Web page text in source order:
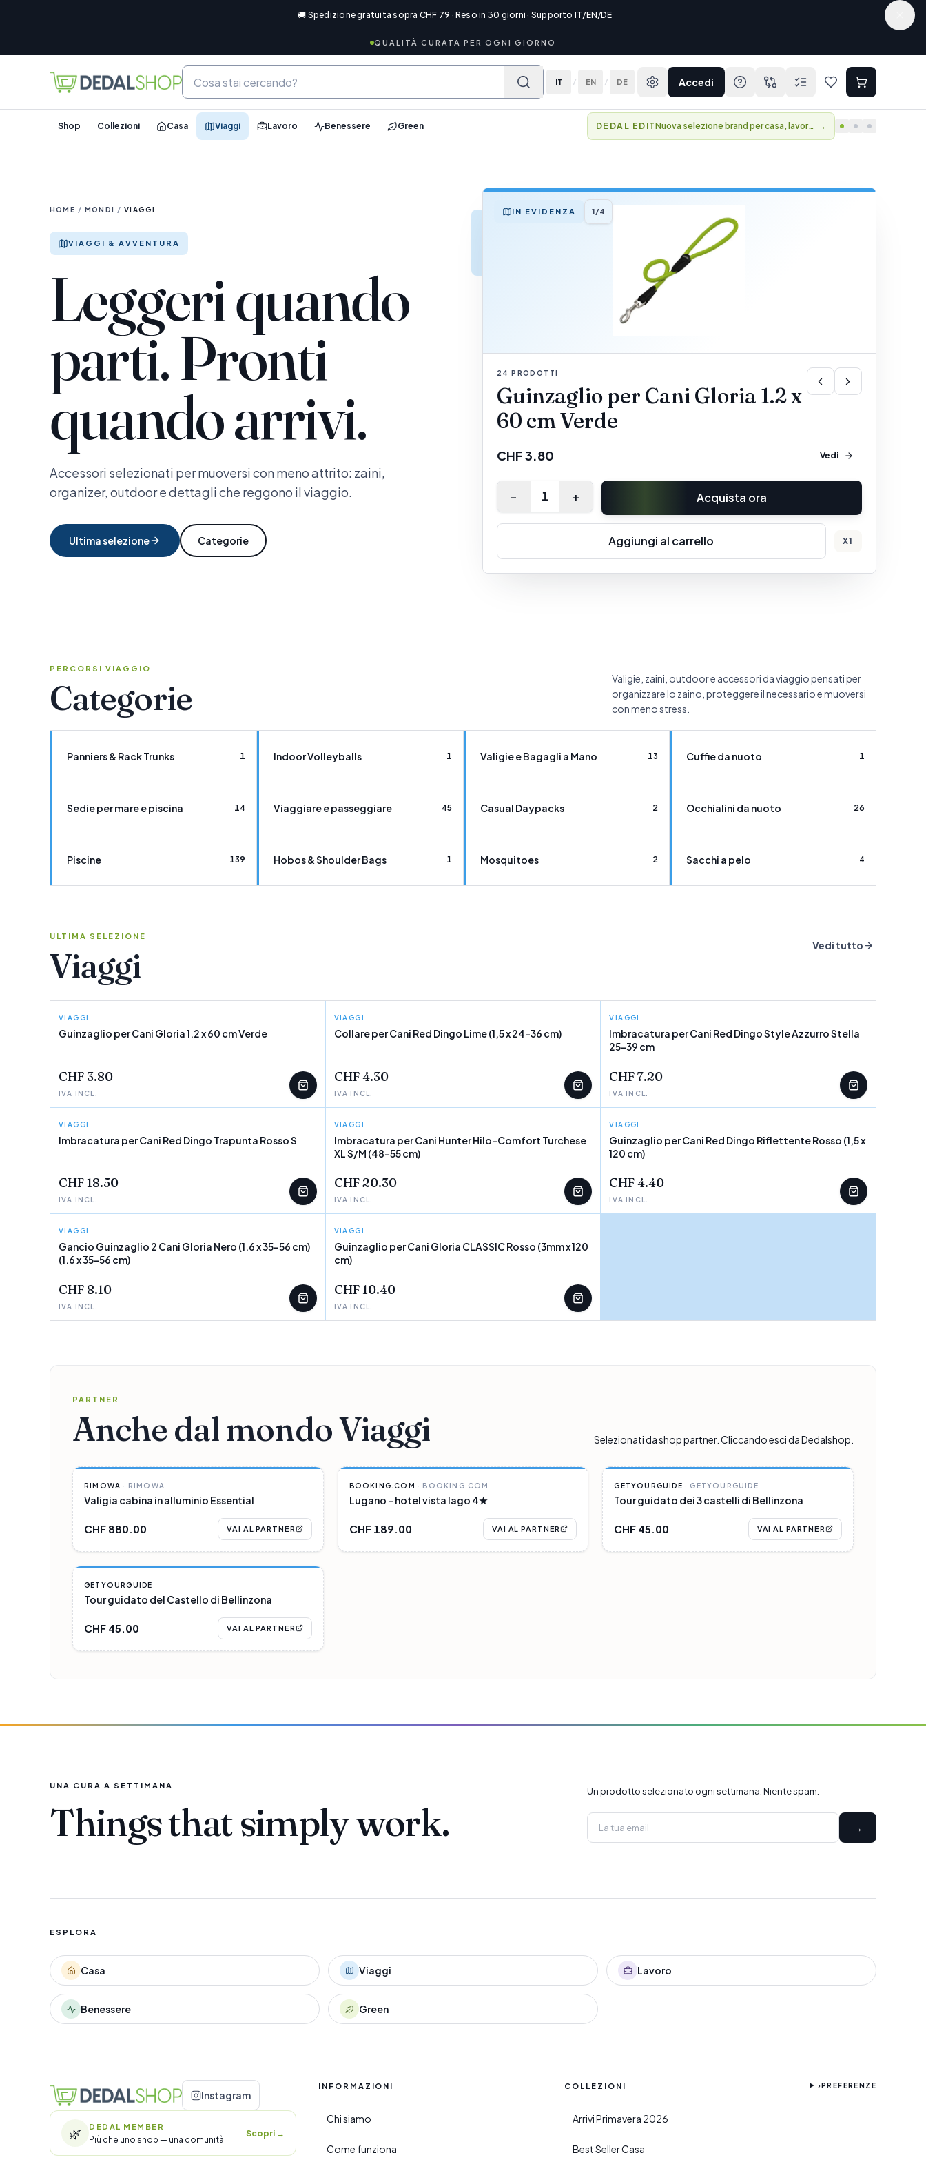
🚚 Spedizione gratuita sopra CHF 79 · Reso in 30 giorni · Supporto IT/EN/DE
QUALITÀ CURATA PER OGNI GIORNO
IT / EN / DE Accedi
Shop Collezioni Casa Viaggi Lavoro Benessere Green DEDAL EDIT Nuova selezione brand per casa, lavoro e viaggio. →
HOME / MONDI / VIAGGI
VIAGGI & AVVENTURA
Leggeri quando
parti. Pronti
quando arrivi.
Accessori selezionati per muoversi con meno attrito: zaini,
organizer, outdoor e dettagli che reggono il viaggio.
Ultima selezione Categorie
IN EVIDENZA 1/4
24 PRODOTTI
Guinzaglio per Cani Gloria 1.2 x
60 cm Verde
CHF 3.80 Vedi
- 1 + Acquista ora
Aggiungi al carrello X1
PERCORSI VIAGGIO
Categorie
Valigie, zaini, outdoor e accessori da viaggio pensati per
organizzare lo zaino, proteggere il necessario e muoversi
con meno stress.
Panniers & Rack Trunks 1 Indoor Volleyballs 1 Valigie e Bagagli a Mano 13 Cuffie da nuoto 1
Sedie per mare e piscina 14 Viaggiare e passeggiare 45 Casual Daypacks 2 Occhialini da nuoto 26
Piscine 139 Hobos & Shoulder Bags 1 Mosquitoes 2 Sacchi a pelo 4
ULTIMA SELEZIONE
Viaggi Vedi tutto
GLORIA
VIAGGI
Guinzaglio per Cani Gloria 1.2 x 60 cm Verde
CHF 3.80
IVA INCL.
RED DINGO
VIAGGI
Collare per Cani Red Dingo Lime (1,5 x 24-36 cm)
CHF 4.30
IVA INCL.
RED DINGO
POCHI PEZZI
VIAGGI
Imbracatura per Cani Red Dingo Style Azzurro Stella
25-39 cm
CHF 7.20
IVA INCL.
RED DINGO
VIAGGI
Imbracatura per Cani Red Dingo Trapunta Rosso S
CHF 18.50
IVA INCL.
HUNTER
POCHI PEZZI
VIAGGI
Imbracatura per Cani Hunter Hilo-Comfort Turchese
XL S/M (48-55 cm)
CHF 20.30
IVA INCL.
RED DINGO
POCHI PEZZI
VIAGGI
Guinzaglio per Cani Red Dingo Riflettente Rosso (1,5 x
120 cm)
CHF 4.40
IVA INCL.
GLORIA
POCHI PEZZI
VIAGGI
Gancio Guinzaglio 2 Cani Gloria Nero (1.6 x 35-56 cm)
(1.6 x 35-56 cm)
CHF 8.10
IVA INCL.
GLORIA
POCHI PEZZI
VIAGGI
Guinzaglio per Cani Gloria CLASSIC Rosso (3mm x 120
cm)
CHF 10.40
IVA INCL.
PARTNER
Anche dal mondo Viaggi Selezionati da shop partner. Cliccando esci da Dedalshop.
RIMOWA · RIMOWA
Valigia cabina in alluminio Essential
CHF 880.00 VAI AL PARTNER
BOOKING.COM · BOOKING.COM
Lugano - hotel vista lago 4★
CHF 189.00 VAI AL PARTNER
GETYOURGUIDE · GETYOURGUIDE
Tour guidato dei 3 castelli di Bellinzona
CHF 45.00 VAI AL PARTNER
GETYOURGUIDE
Tour guidato del Castello di Bellinzona
CHF 45.00 VAI AL PARTNER
UNA CURA A SETTIMANA
Things that simply work.
Un prodotto selezionato ogni settimana. Niente spam.
→
ESPLORA
Casa Viaggi Lavoro
Benessere Green
Instagram
🌿 DEDAL MEMBER
Più che uno shop — una comunità.
Scopri→
INFORMAZIONI
Chi siamo
Come funziona
COLLEZIONI
Arrivi Primavera 2026
Best Seller Casa
›PREFERENZE